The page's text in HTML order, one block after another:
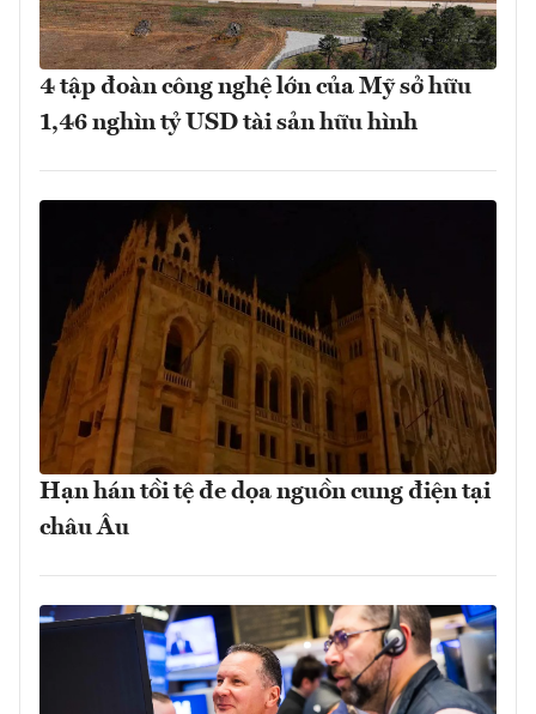
4 tập đoàn công nghệ lớn của Mỹ sở hữu
1,46 nghìn tỷ USD tài sản hữu hình
Hạn hán tồi tệ đe dọa nguồn cung điện tại
châu Âu